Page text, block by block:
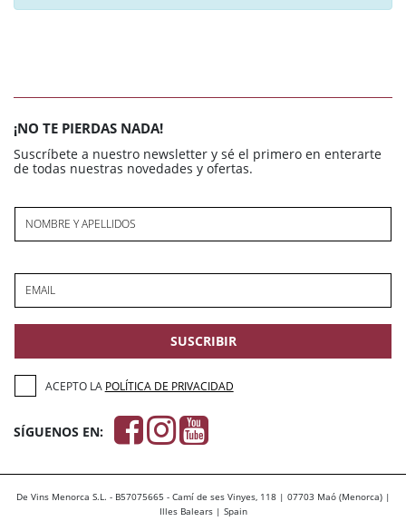
¡NO TE PIERDAS NADA!
Suscríbete a nuestro newsletter y sé el primero en enterarte
de todas nuestras novedades y ofertas.
NOMBRE Y APELLIDOS
EMAIL
SUSCRIBIR
ACEPTO LA POLÍTICA DE PRIVACIDAD
SÍGUENOS EN:
De Vins Menorca S.L. - B57075665 - Camí de ses Vinyes, 118 | 07703 Maó (Menorca) |
Illes Balears | Spain